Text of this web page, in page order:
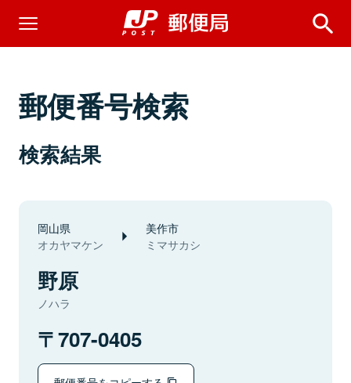
郵便番号検索
検索結果
岡山県
オカヤマケン
美作市
ミマサカシ
野原
ノハラ
707-0405